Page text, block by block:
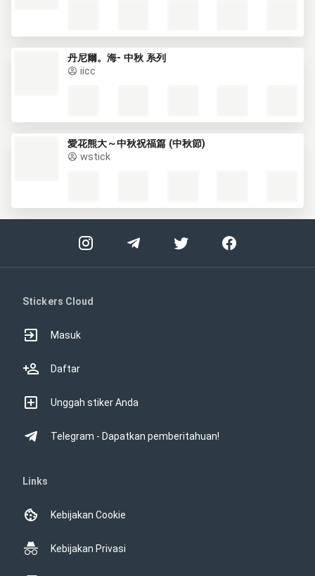
丹尼爾。海- 中秋 系列
iicc
愛花熊大～中秋祝福篇 (中秋節)
wstick
Stickers Cloud
Masuk
Daftar
Unggah stiker Anda
Telegram - Dapatkan pemberitahuan!
Links
Kebijakan Cookie
Kebijakan Privasi